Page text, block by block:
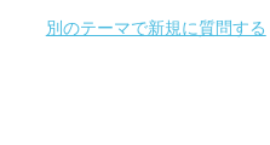
別のテーマで新規に質問する